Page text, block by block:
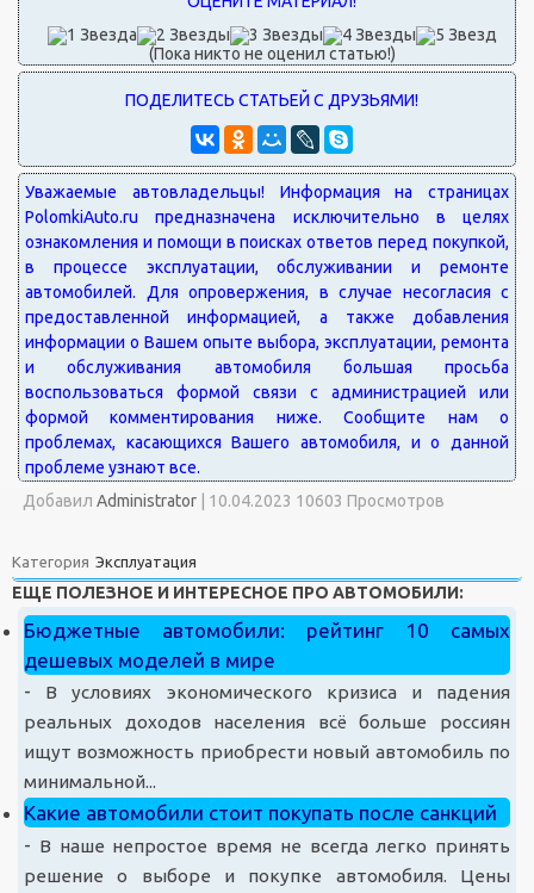
(Пока никто не оценил статью!)
Добавил Administrator 10.04.2023 10603 Просмотров
Категория Эксплуатация
ЕЩЕ ПОЛЕЗНОЕ И ИНТЕРЕСНОЕ ПРО АВТОМОБИЛИ:
Бюджетные автомобили: рейтинг 10 самых
дешевых моделей в мире
-
В условиях экономического кризиса и падения
реальных доходов населения всё больше россиян
ищут возможность приобрести новый автомобиль по
минимальной...
Какие автомобили стоит покупать после санкций
- В наше непростое время не всегда легко принять
решение о выборе и покупке автомобиля. Цены